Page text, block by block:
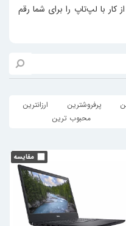
کار با لپ‌تاپ را برای شما رقم
پرفروشترین
ارزانترین
محبوب ترین